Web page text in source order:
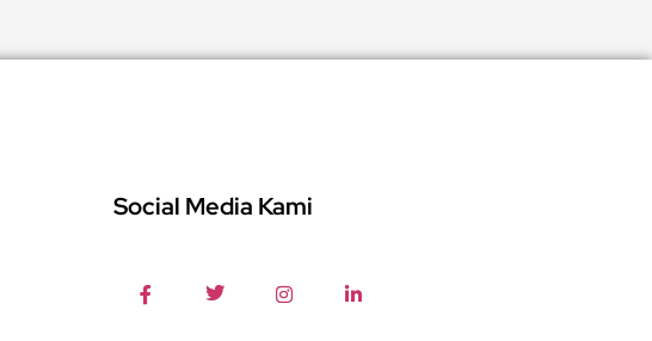
Social Media Kami